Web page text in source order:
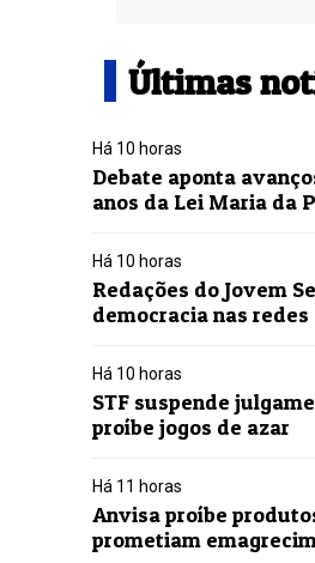
Últimas
Há 10 horas
Debate aponta
anos da Lei Maria da
Há 10 horas
Redações do Jovem
democracia nas redes
Há 10 horas
STF suspende
proíbe jogos de azar
Há 11 horas
Anvisa proíbe
prometiam